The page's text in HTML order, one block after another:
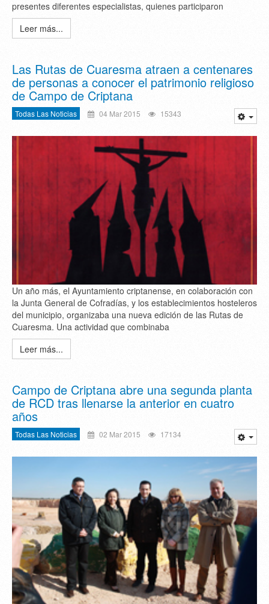
presentes diferentes especialistas, quienes participaron
Leer más...
Las Rutas de Cuaresma atraen a centenares
de personas a conocer el patrimonio religioso
de Campo de Criptana
Todas Las Noticias 04 Mar 2015 15343
Un año más, el Ayuntamiento criptanense, en colaboración con
la Junta General de Cofradías, y los establecimientos hosteleros
del municipio, organizaba una nueva edición de las Rutas de
Cuaresma. Una actividad que combinaba
Leer más...
Campo de Criptana abre una segunda planta
de RCD tras llenarse la anterior en cuatro
años
Todas Las Noticias 02 Mar 2015 17134